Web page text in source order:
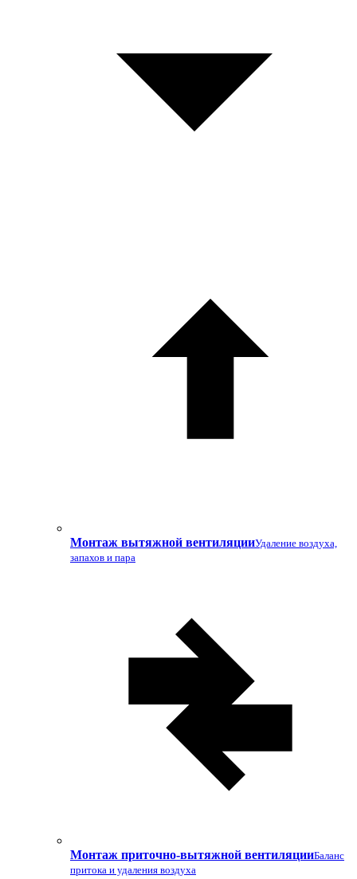
Монтаж вытяжной вентиляцииУдаление воздуха,
запахов и пара
Монтаж приточно-вытяжной вентиляцииБаланс
притока и удаления воздуха